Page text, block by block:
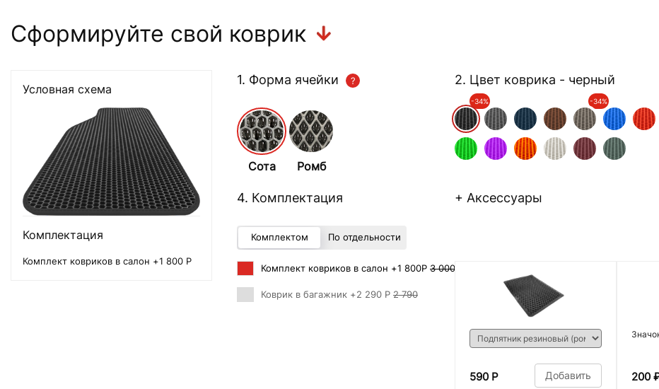
Сформируйте свой коврик
1. Форма ячейки
Сота Ромб
2. Цвет коврика - черный
-34% -34%
4. Комплектация
Комплектом По отдельности
Комплект ковриков в салон +1 800Р 3 000
Коврик в багажник +2 290 Р 2 790
+ Аксессуары
590 Р Добавить 200
Условная схема
Комплектация
Комплект ковриков в салон +1 800 Р